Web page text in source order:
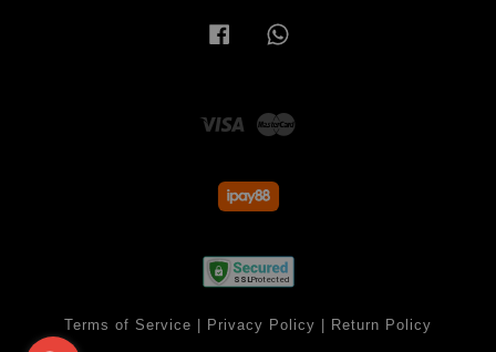
Facebook
Visa
Terms of Service Privacy Policy Return Policy